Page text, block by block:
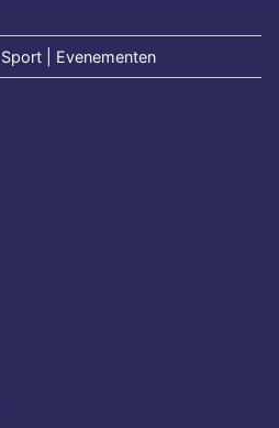
| Evenementen